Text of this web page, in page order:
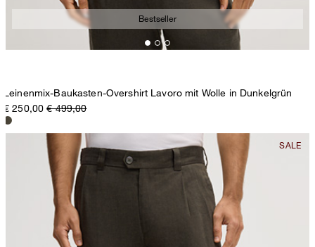
Bestseller
Leinenmix-Baukasten-Overshirt Lavoro mit Wolle in Dunkelgrün
€ 250,00 € 499,00